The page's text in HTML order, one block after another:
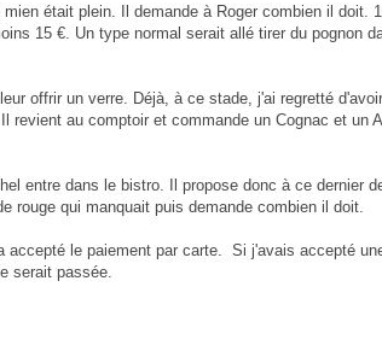
était plein. Il demande à Roger combien il doit.
15 €. Un type normal serait allé tirer du pognon
offrir un verre. Déjà, à ce stade, j'ai regretté
revient au comptoir et commande un Cognac et un
entre dans le bistro. Il propose donc à ce dernier
rouge qui manquait puis demande combien il doit.
accepté le paiement par carte. Si j'avais accepté
serait passée.